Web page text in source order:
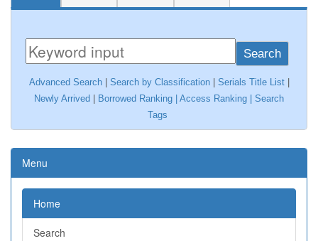
Search
Advanced Search| Search by Classification| Serials Title List|
Newly Arrived
Borrowed Ranking | Access Ranking
Search
Tags
Menu
Home
Search